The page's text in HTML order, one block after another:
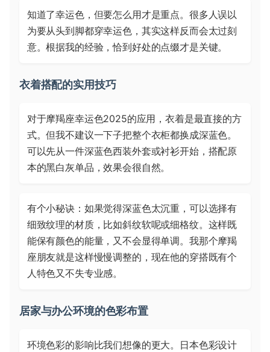
知道了幸运色，但要怎么用才是重点。很多人误以
为要从头到脚都穿幸运色，其实这样反而会太过刻
意。根据我的经验，恰到好处的点缀才是关键。
衣着搭配的实用技巧
对于摩羯座幸运色2025的应用，衣着是最直接的方
式。但我不建议一下子把整个衣柜都换成深蓝色。
可以先从一件深蓝色西装外套或衬衫开始，搭配原
本的黑白灰单品，效果会很自然。
有个小秘诀：如果觉得深蓝色太沉重，可以选择有
细致纹理的材质，比如斜纹软呢或细格纹。这样既
能保有颜色的能量，又不会显得单调。我那个摩羯
座朋友就是这样慢慢调整的，现在他的穿搭既有个
人特色又不失专业感。
居家与办公环境的色彩布置
环境色彩的影响比我们想像的更大。日本色彩设计